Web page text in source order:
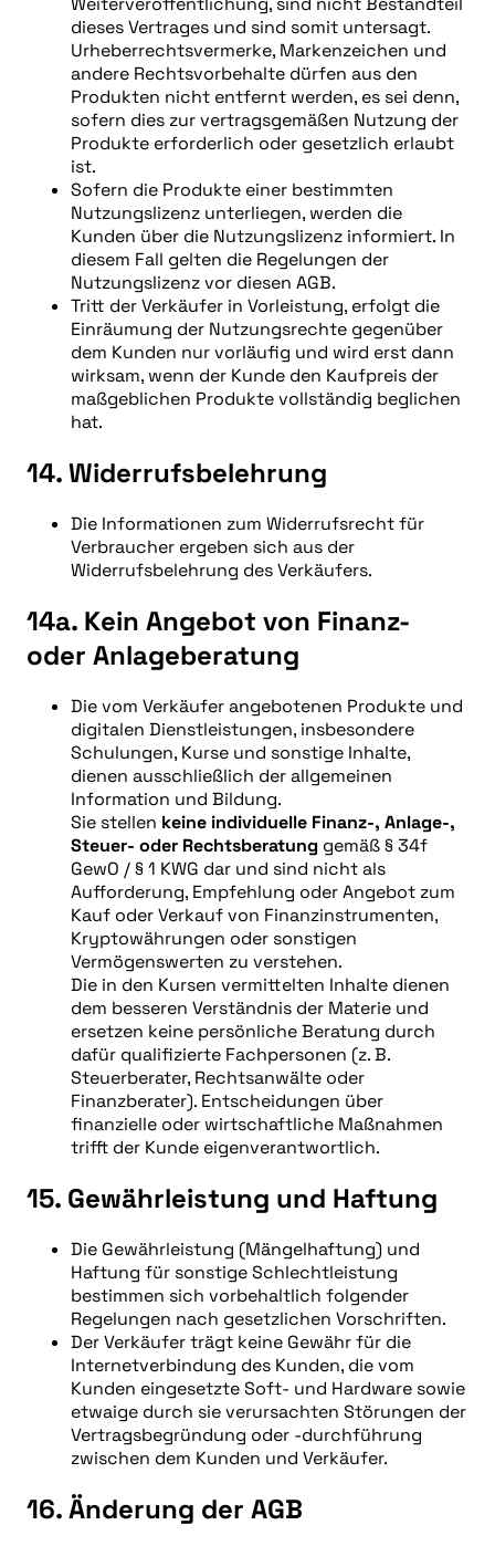
dieses Vertrages und sind somit untersagt.
Urheberrechtsvermerke, Markenzeichen und
andere Rechtsvorbehalte dürfen aus den
Produkten nicht entfernt werden, es sei denn,
sofern dies zur vertragsgemäßen Nutzung der
Produkte erforderlich oder gesetzlich erlaubt
ist.
Sofern die Produkte einer bestimmten
Nutzungslizenz unterliegen, werden die
Kunden über die Nutzungslizenz informiert. In
diesem Fall gelten die Regelungen der
Nutzungslizenz vor diesen AGB.
Tritt der Verkäufer in Vorleistung, erfolgt die
Einräumung der Nutzungsrechte gegenüber
dem Kunden nur vorläufig und wird erst dann
wirksam, wenn der Kunde den Kaufpreis der
maßgeblichen Produkte vollständig beglichen
hat.
14. Widerrufsbelehrung
Die Informationen zum Widerrufsrecht für
Verbraucher ergeben sich aus der
Widerrufsbelehrung des Verkäufers.
14a. Kein Angebot von Finanz-
oder Anlageberatung
Die vom Verkäufer angebotenen Produkte und
digitalen Dienstleistungen, insbesondere
Schulungen, Kurse und sonstige Inhalte,
dienen ausschließlich der allgemeinen
Information und Bildung.
Sie stellen keine individuelle Finanz-, Anlage-,
Steuer- oder Rechtsberatung gemäß § 34f
GewO / § 1 KWG dar und sind nicht als
Aufforderung, Empfehlung oder Angebot zum
Kauf oder Verkauf von Finanzinstrumenten,
Kryptowährungen oder sonstigen
Vermögenswerten zu verstehen.
Die in den Kursen vermittelten Inhalte dienen
dem besseren Verständnis der Materie und
ersetzen keine persönliche Beratung durch
dafür qualifizierte Fachpersonen (z. B.
Steuerberater, Rechtsanwälte oder
Finanzberater). Entscheidungen über
finanzielle oder wirtschaftliche Maßnahmen
trifft der Kunde eigenverantwortlich.
15. Gewährleistung und Haftung
Die Gewährleistung (Mängelhaftung) und
Haftung für sonstige Schlechtleistung
bestimmen sich vorbehaltlich folgender
Regelungen nach gesetzlichen Vorschriften.
Der Verkäufer trägt keine Gewähr für die
Internetverbindung des Kunden, die vom
Kunden eingesetzte Soft- und Hardware sowie
etwaige durch sie verursachten Störungen der
Vertragsbegründung oder -durchführung
zwischen dem Kunden und Verkäufer.
16. Änderung der AGB